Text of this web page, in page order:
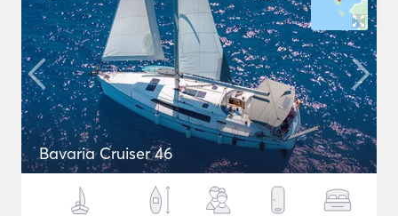
Bavaria Cruiser 46